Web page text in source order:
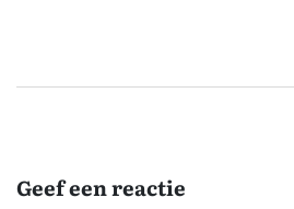
Geef een reactie